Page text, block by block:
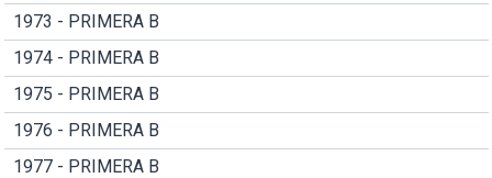
1973 - PRIMERA B
1974 - PRIMERA B
1975 - PRIMERA B
1976 - PRIMERA B
1977 - PRIMERA B